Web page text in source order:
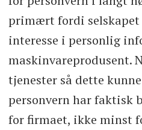
primært fordi
interesse i personlig
maskinvareprodusent.
tjenester så dette
personvern har faktisk
for firmaet, ikke minst